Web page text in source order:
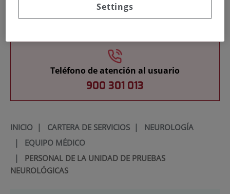
Docencia
Teléfono de atención al usuario
900 301 013
INICIO| CARTERA DE SERVICIOS| NEUROLOGÍA
| EQUIPO MÉDICO
| PERSONAL DE LA UNIDAD DE PRUEBAS
NEUROLÓGICAS
Settings